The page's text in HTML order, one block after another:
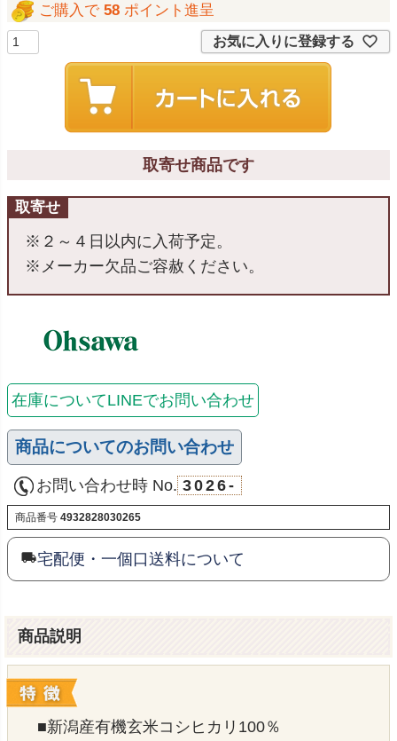
ご購入で 58 ポイント進呈
お気に入りに登録する
取寄せ商品です
取寄せ
※２～４日以内に入荷予定。
※メーカー欠品ご容赦ください。
在庫についてLINEでお問い合わせ
商品についてのお問い合わせ
お問い合わせ時 No. 3026-
商品番号 4932828030265
宅配便・一個口送料について
商品説明
■新潟産有機玄米コシヒカリ100％